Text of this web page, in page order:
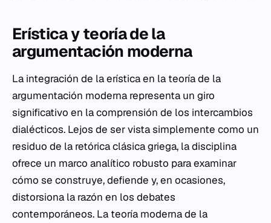
Erística y teoría de la
argumentación moderna
La integración de la erística en la teoría de la
argumentación moderna representa un giro
significativo en la comprensión de los intercambios
dialécticos. Lejos de ser vista simplemente como un
residuo de la retórica clásica griega, la disciplina
ofrece un marco analítico robusto para examinar
cómo se construye, defiende y, en ocasiones,
distorsiona la razón en los debates
contemporáneos. La teoría moderna de la